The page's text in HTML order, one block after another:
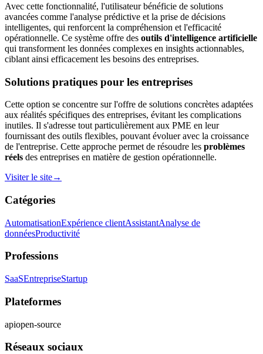
Avec cette fonctionnalité, l'utilisateur bénéficie de solutions
avancées comme l'analyse prédictive et la prise de décisions
intelligentes, qui renforcent la compréhension et l'efficacité
opérationnelle. Ce système offre des outils d'intelligence artificielle
qui transforment les données complexes en insights actionnables,
ciblant ainsi efficacement les besoins des entreprises.
Solutions pratiques pour les entreprises
Cette option se concentre sur l'offre de solutions concrètes adaptées
aux réalités spécifiques des entreprises, évitant les complications
inutiles. Il s'adresse tout particulièrement aux PME en leur
fournissant des outils flexibles, pouvant évoluer avec la croissance
de l'entreprise. Cette approche permet de résoudre les problèmes
réels des entreprises en matière de gestion opérationnelle.
Visiter le site→
Catégories
AutomatisationExpérience clientAssistantAnalyse de
donnéesProductivité
Professions
SaaSEntrepriseStartup
Plateformes
apiopen-source
Réseaux sociaux